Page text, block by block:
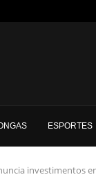
ESPORTES
investimentos